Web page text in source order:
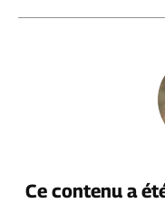
Ce contenu a